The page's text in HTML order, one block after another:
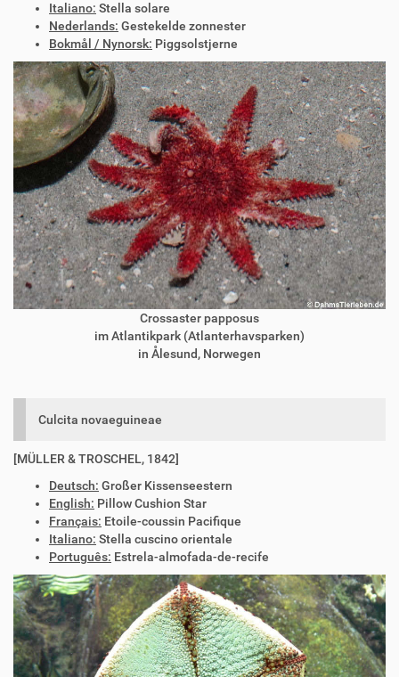
Italiano: Stella solare
Nederlands: Gestekelde zonnester
Bokmål / Nynorsk: Piggsolstjerne
Crossaster papposus
im Atlantikpark (Atlanterhavsparken)
in Ålesund, Norwegen
Culcita novaeguineae
[MÜLLER & TROSCHEL, 1842]
Deutsch: Großer Kissenseestern
English: Pillow Cushion Star
Français: Etoile-coussin Pacifique
Italiano: Stella cuscino orientale
Português: Estrela-almofada-de-recife